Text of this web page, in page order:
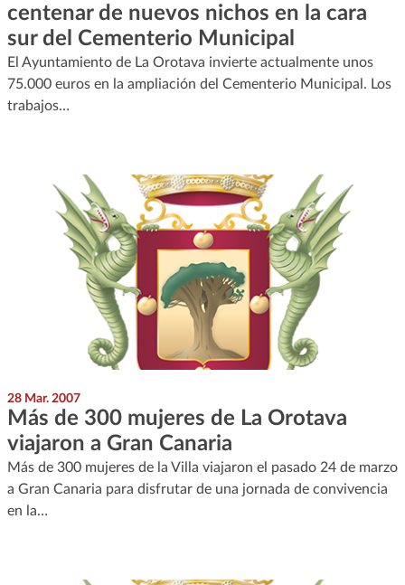
centenar de nuevos nichos en la cara
sur del Cementerio Municipal
El Ayuntamiento de La Orotava invierte actualmente unos
75.000 euros en la ampliación del Cementerio Municipal. Los
trabajos…
28 Mar. 2007
Más de 300 mujeres de La Orotava
viajaron a Gran Canaria
Más de 300 mujeres de la Villa viajaron el pasado 24 de marzo
a Gran Canaria para disfrutar de una jornada de convivencia
en la…